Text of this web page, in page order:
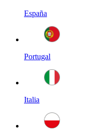
España
Portugal
Italia